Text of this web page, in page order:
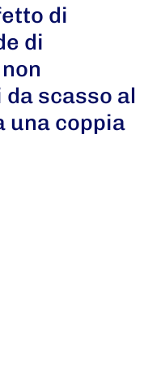
di
di
scasso al
una coppia